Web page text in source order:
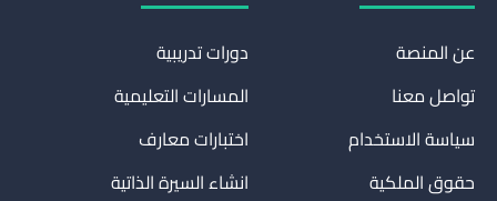
عن المنصة
تواصل معنا
سياسة الاستخدام
حقوق الملكية
دورات تدريبية
المسارات التعليمية
اختبارات معارف
انشاء السيرة الذاتية